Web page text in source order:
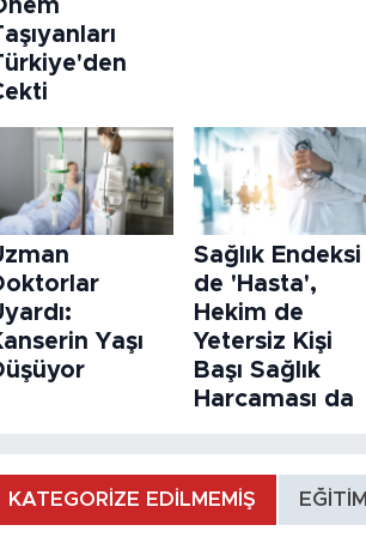
Yaşı
Sağlık Endeksi
de 'Hasta',
Hekim de
Yetersiz Kişi
Başı Sağlık
Harcaması da
KATEGORİZE EDİLMEMİŞ EĞİTİM